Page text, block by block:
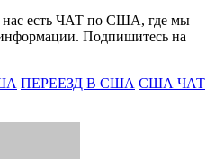
нас есть ЧАТ по США, где мы
Подпишитесь на
ПЕРЕЕЗД В США США ЧАТ